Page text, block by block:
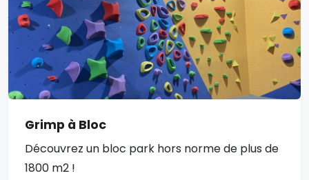
Grimp à Bloc
Découvrez un bloc park hors norme de plus de
1800 m2 !